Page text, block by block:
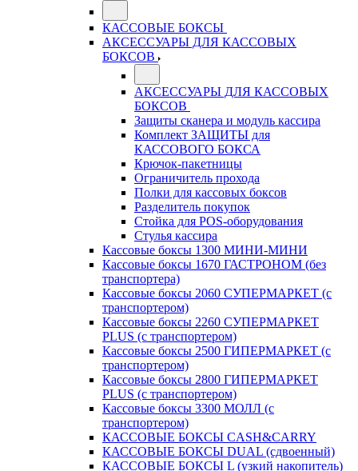
КАССОВЫЕ БОКСЫ
АКСЕССУАРЫ ДЛЯ КАССОВЫХ
БОКСОВ
АКСЕССУАРЫ ДЛЯ КАССОВЫХ
БОКСОВ
Защиты сканера и модуль кассира
Комплект ЗАЩИТЫ для
КАССОВОГО БОКСА
Крючок-пакетницы
Ограничитель прохода
Полки для кассовых боксов
Разделитель покупок
Стойка для POS-оборудования
Стулья кассира
Кассовые боксы 1300 МИНИ-МИНИ
Кассовые боксы 1670 ГАСТРОНОМ (без
транспортера)
Кассовые боксы 2060 СУПЕРМАРКЕТ (с
транспортером)
Кассовые боксы 2260 СУПЕРМАРКЕТ
PLUS (с транспортером)
Кассовые боксы 2500 ГИПЕРМАРКЕТ (с
транспортером)
Кассовые боксы 2800 ГИПЕРМАРКЕТ
PLUS (с транспортером)
Кассовые боксы 3300 МОЛЛ (с
транспортером)
КАССОВЫЕ БОКСЫ CASH&CARRY
КАССОВЫЕ БОКСЫ DUAL (сдвоенный)
КАССОВЫЕ БОКСЫ L (узкий накопитель)